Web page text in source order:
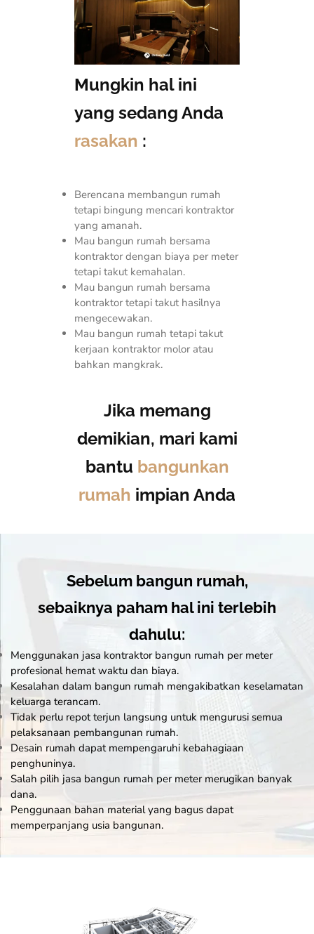
Mungkin hal ini
yang sedang Anda
rasakan :
Berencana membangun rumah
tetapi bingung mencari kontraktor
yang amanah.
Mau bangun rumah bersama
kontraktor dengan biaya per meter
tetapi takut kemahalan.
Mau bangun rumah bersama
kontraktor tetapi takut hasilnya
mengecewakan.
Mau bangun rumah tetapi takut
kerjaan kontraktor molor atau
bahkan mangkrak.
Jika memang
demikian, mari kami
bantu bangunkan
rumah impian Anda
Sebelum bangun rumah,
sebaiknya paham hal ini terlebih
dahulu:
Menggunakan jasa kontraktorbangun rumah per meter
profesional hemat waktu dan biaya.
Kesalahan dalam bangun rumah mengakibatkan keselamatan
keluarga terancam.
Tidak perlu repot terjun langsung untuk mengurusi semua
pelaksanaan pembangunan rumah.
Desain rumah dapat mempengaruhi kebahagiaan
penghuninya.
Salah pilih jasa bangun rumah per meter merugikan banyak
dana.
Penggunaan bahan material yang bagus dapat
memperpanjang usia bangunan.